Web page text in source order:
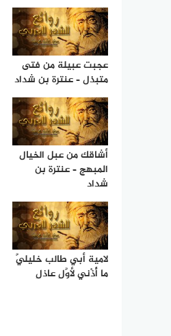
عجبت عبيلة من فتى
متبذل – عنترة بن شداد
أشاقك من عبل الخيال
المبهج – عنترة بن
شداد
لامية أبي طالب خليليَّ
ما أُذْني لأوَّلِ عاذلِ